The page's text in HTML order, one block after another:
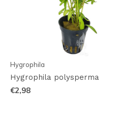
Hygrophila
Hygrophila polysperma
€2,98